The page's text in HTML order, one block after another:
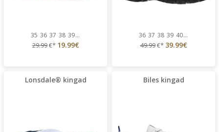
35 36 37 38 39...
29.99€* 19.99€
36 37 38 39 40...
49.99€* 39.99€
Lonsdale® kingad Biles kingad